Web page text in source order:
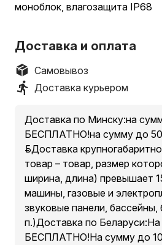
моноблок, влагозащита IP68
Доставка и оплата
Самовывоз
Доставка курьером
Доставка по Минску:на
БЕСПЛАТНО!на сумму до 500
руб.Доставка
товар – товар, размер
ширина, длина) превышает
машины, газовые и
звуковые панели,
п.)Доставка по Беларуси:На
БЕСПЛАТНО!На сумму до